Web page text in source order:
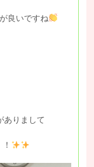
良いですね
ありまして